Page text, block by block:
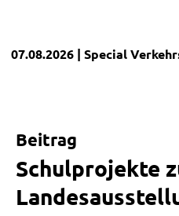
07.08.2026 | Special
Beitrag
Schulprojekte